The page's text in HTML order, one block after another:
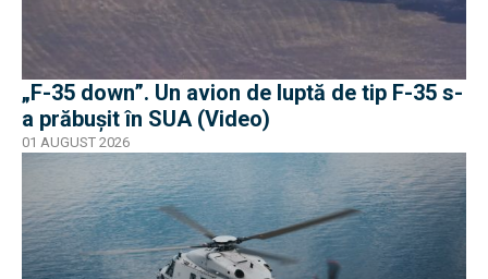
„F-35 down”. Un avion de luptă de tip F-35 s-
a prăbușit în SUA (Video)
01 AUGUST 2026